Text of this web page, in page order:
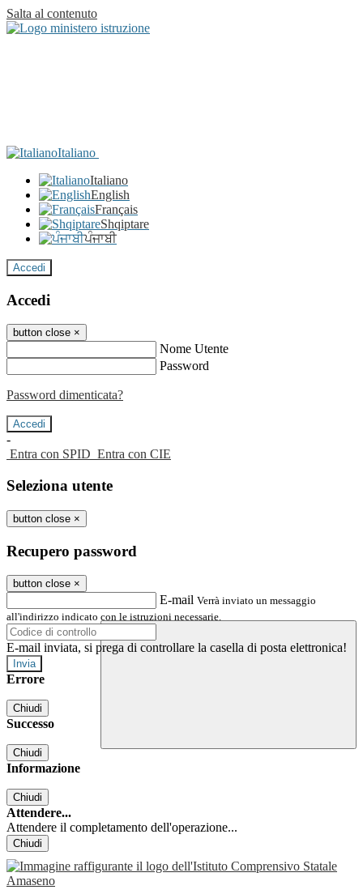
Salta al contenuto
Italiano
Italiano
English
Français
Shqiptare
ਪੰਜਾਬੀ
Accedi
Accedi
button close ×
Nome Utente
Password
Password dimenticata?
-
Entra con SPID Entra con CIE
Seleziona utente
button close ×
Recupero password
button close ×
E-mail Verrà inviato un messaggio
all'indirizzo indicato con le istruzioni necessarie.
E-mail inviata, si prega di controllare la casella di posta elettronica!
Errore
Chiudi
Successo
Chiudi
Informazione
Chiudi
Attendere...
Attendere il completamento dell'operazione...
Chiudi